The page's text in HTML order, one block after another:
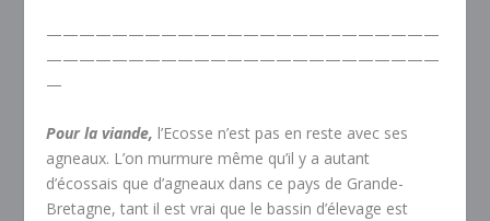
————————————————————————
————————————————————————
—
Pour la viande, l’Ecosse n’est pas en reste avec ses
agneaux. L’on murmure même qu’il y a autant
d’écossais que d’agneaux dans ce pays de Grande-
Bretagne, tant il est vrai que le bassin d’élevage est